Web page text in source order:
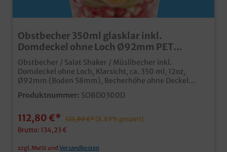
Obstbecher 350ml glasklar inkl.
Domdeckel ohne Loch Ø92mm PET
recyclebar 1000St
Obstbecher / Salat Shaker / Müslibecher inkl.
Domdeckel ohne Loch, Klarsicht, ca. 350 ml, 12oz,
Ø92mm (Boden 58mm), Becherhöhe ohne Deckel
108mm, Deckelhöhe 45mm, 1000 Stück im
Kartonhochwertiger und stabiler
den Verkauf und Transport von Obst- & Gemüsesnacks,
aber auch Desserts, Softeis, etc.inklusive
Verpackungslizenz in Deutschlandindividuell
bedruckbar ab 30.000 Stück
Produktnummer: SOBD0300D
112,80 €* 123,80 €* (8.89% gespart)
Brutto: 134,23 €
zzgl. MwSt und Versandkosten